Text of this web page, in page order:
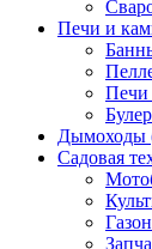
Печи и
Печи
Дымоходы
Садовая